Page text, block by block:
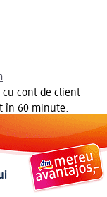
cont de client
în 60 minute.